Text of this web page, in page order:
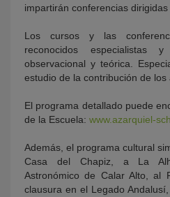
impartirán conferencias
Los cursos y las
reconocidos especialistas
observacional y teórica.
estudio de la contribución de los
El programa detallado puede
de la Escuela: www.azarquiel-
Además, el programa cultural
Casa del Chapiz, a La
Astronómico de Calar Alto, al
clausura en el Legado Andalusí,